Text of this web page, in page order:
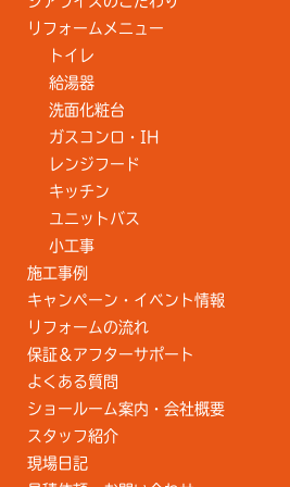
リフォームメニュー
トイレ
給湯器
洗面化粧台
ガスコンロ・IH
レンジフード
キッチン
ユニットバス
小工事
施工事例
キャンペーン・イベント情報
リフォームの流れ
保証＆アフターサポート
よくある質問
ショールーム案内・会社概要
スタッフ紹介
現場日記